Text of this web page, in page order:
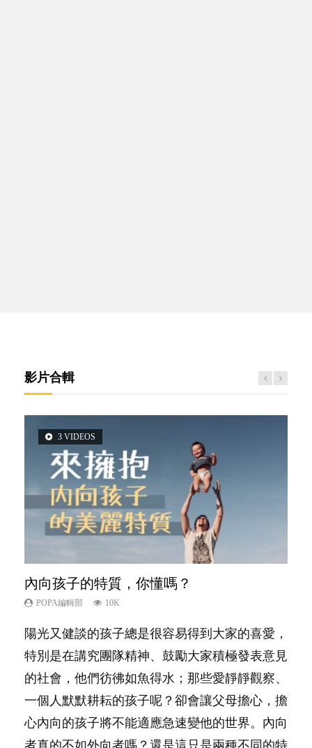
影片合輯
3 VIDEOS
內向孩子的特質，你懂嗎？
POPA編輯部 10K
陽光又健談的孩子總是很容易得到大家的喜愛，
特別是在講究團隊精神、鼓勵大家積極發表意見
的社會，他們彷彿如魚得水；那些愛靜靜觀察、
一個人默默耕耘的孩子呢？卻會讓父母擔心，擔
心內向的孩子將不能適應急速變他的世界。內向
者真的不如外向者嗎？還是這只是兩種不同的特
5 VIDEOS
夫妻必看！經營婚姻，沒捷徑
POPA編輯部 22.9K
你是不是也曾經以為只要跟相愛的人結婚，就自
然能走到白頭，但生了孩子卻發現事情不如你所
料？ 經營婚姻，不如我們想像的簡單，卻也不
是大家說得那麼難。一起來認識婚姻的真相！...
14 VIDEOS
新手父母不用怕
POPA編輯部 16.3K
相信許多人初為人父母，由懷孕開始到孩子呱呱
落地，心中都有數之不盡的問題～這裡一次過集
合我們以往製作過的相關短片。 這段路讓我們
跟你同行～...
2 VIDEOS
想孩子學好外語，點做好？
POPA編輯部 9.9K
有人話學多種語言越早開始越好，有人卻說一時
間太多語言，會令孩子感到混淆，到底誰是誰
非？聽聽專家怎樣說，解開語言學習的迷思～...
6 VIDEOS
孩子能力天注定？
POPA編輯部 7.9K
很多父母都希望孩子係個「叻仔叻女」，學業別
太差，日常自理井井有條。這樣的孩子是萬中無
一，還是魚與熊掌，不能兼得？...